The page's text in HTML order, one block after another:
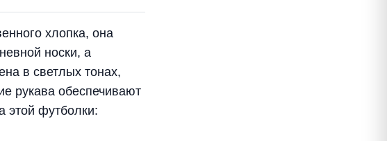
хлопка, она
носки, а
в светлых тонах,
рукава обеспечивают
этой футболки: